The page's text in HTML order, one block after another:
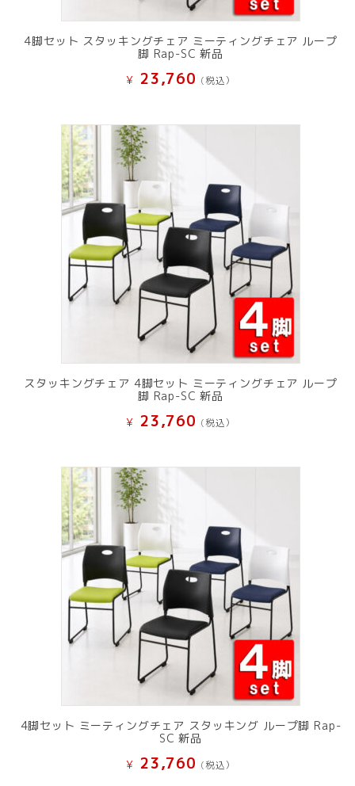
4脚セット スタッキングチェア ミーティングチェア ループ
脚 Rap-SC 新品
¥ 23,760 (税込）
スタッキングチェア 4脚セット ミーティングチェア ループ
脚 Rap-SC 新品
¥ 23,760 (税込）
4脚セット ミーティングチェア スタッキング ループ脚 Rap-
SC 新品
¥ 23,760 (税込）